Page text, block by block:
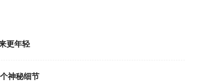
更年轻
神秘细节